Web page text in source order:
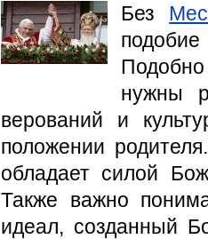
Без
нужны
верований и
положении
обладает силой
Также важно
идеал, созданный